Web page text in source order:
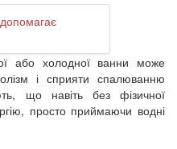
або холодної ванни може
і сприяти спалюванню
що навіть без фізичної
просто приймаючи водні